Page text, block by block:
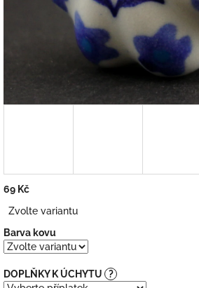
69 Kč
cena:
Zvolte variantu
Barva kovu
DOPLŇKY K ÚCHYTU ?